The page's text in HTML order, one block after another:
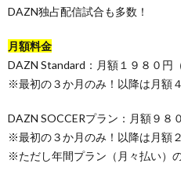
DAZN独占配信試合も多数！
月額料金
DAZN Standard：月額１９８０円
※最初の３か月のみ！以降は月額
DAZN SOCCERプラン：月額９８
※最初の３か月のみ！以降は月額
※ただし年間プラン（月々払い）